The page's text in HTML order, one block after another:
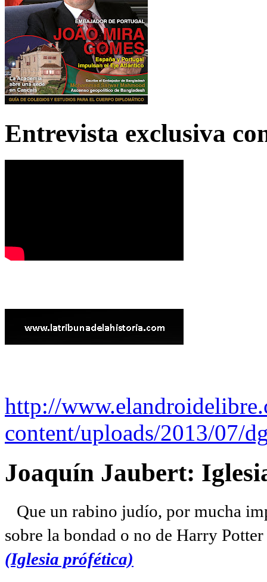
Entrevista exclusiva
http://
content/uploads/2013/07/
Joaquín Jaubert:
Que un rabino judío, por mucha
sobre la bondad o no de Harry
(Iglesia prófética)